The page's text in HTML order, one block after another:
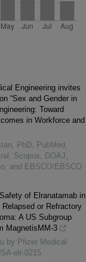
Engineering invites
“Sex and Gender in
Toward
in Workforce and
PhD, PubMed,
Scopus, DOAJ,
and EBSCO/EBSCO
of Elranatamab in
or Refractory
A US Subgroup
MagnetisMM-3
by Pfizer Medical
elr-0215